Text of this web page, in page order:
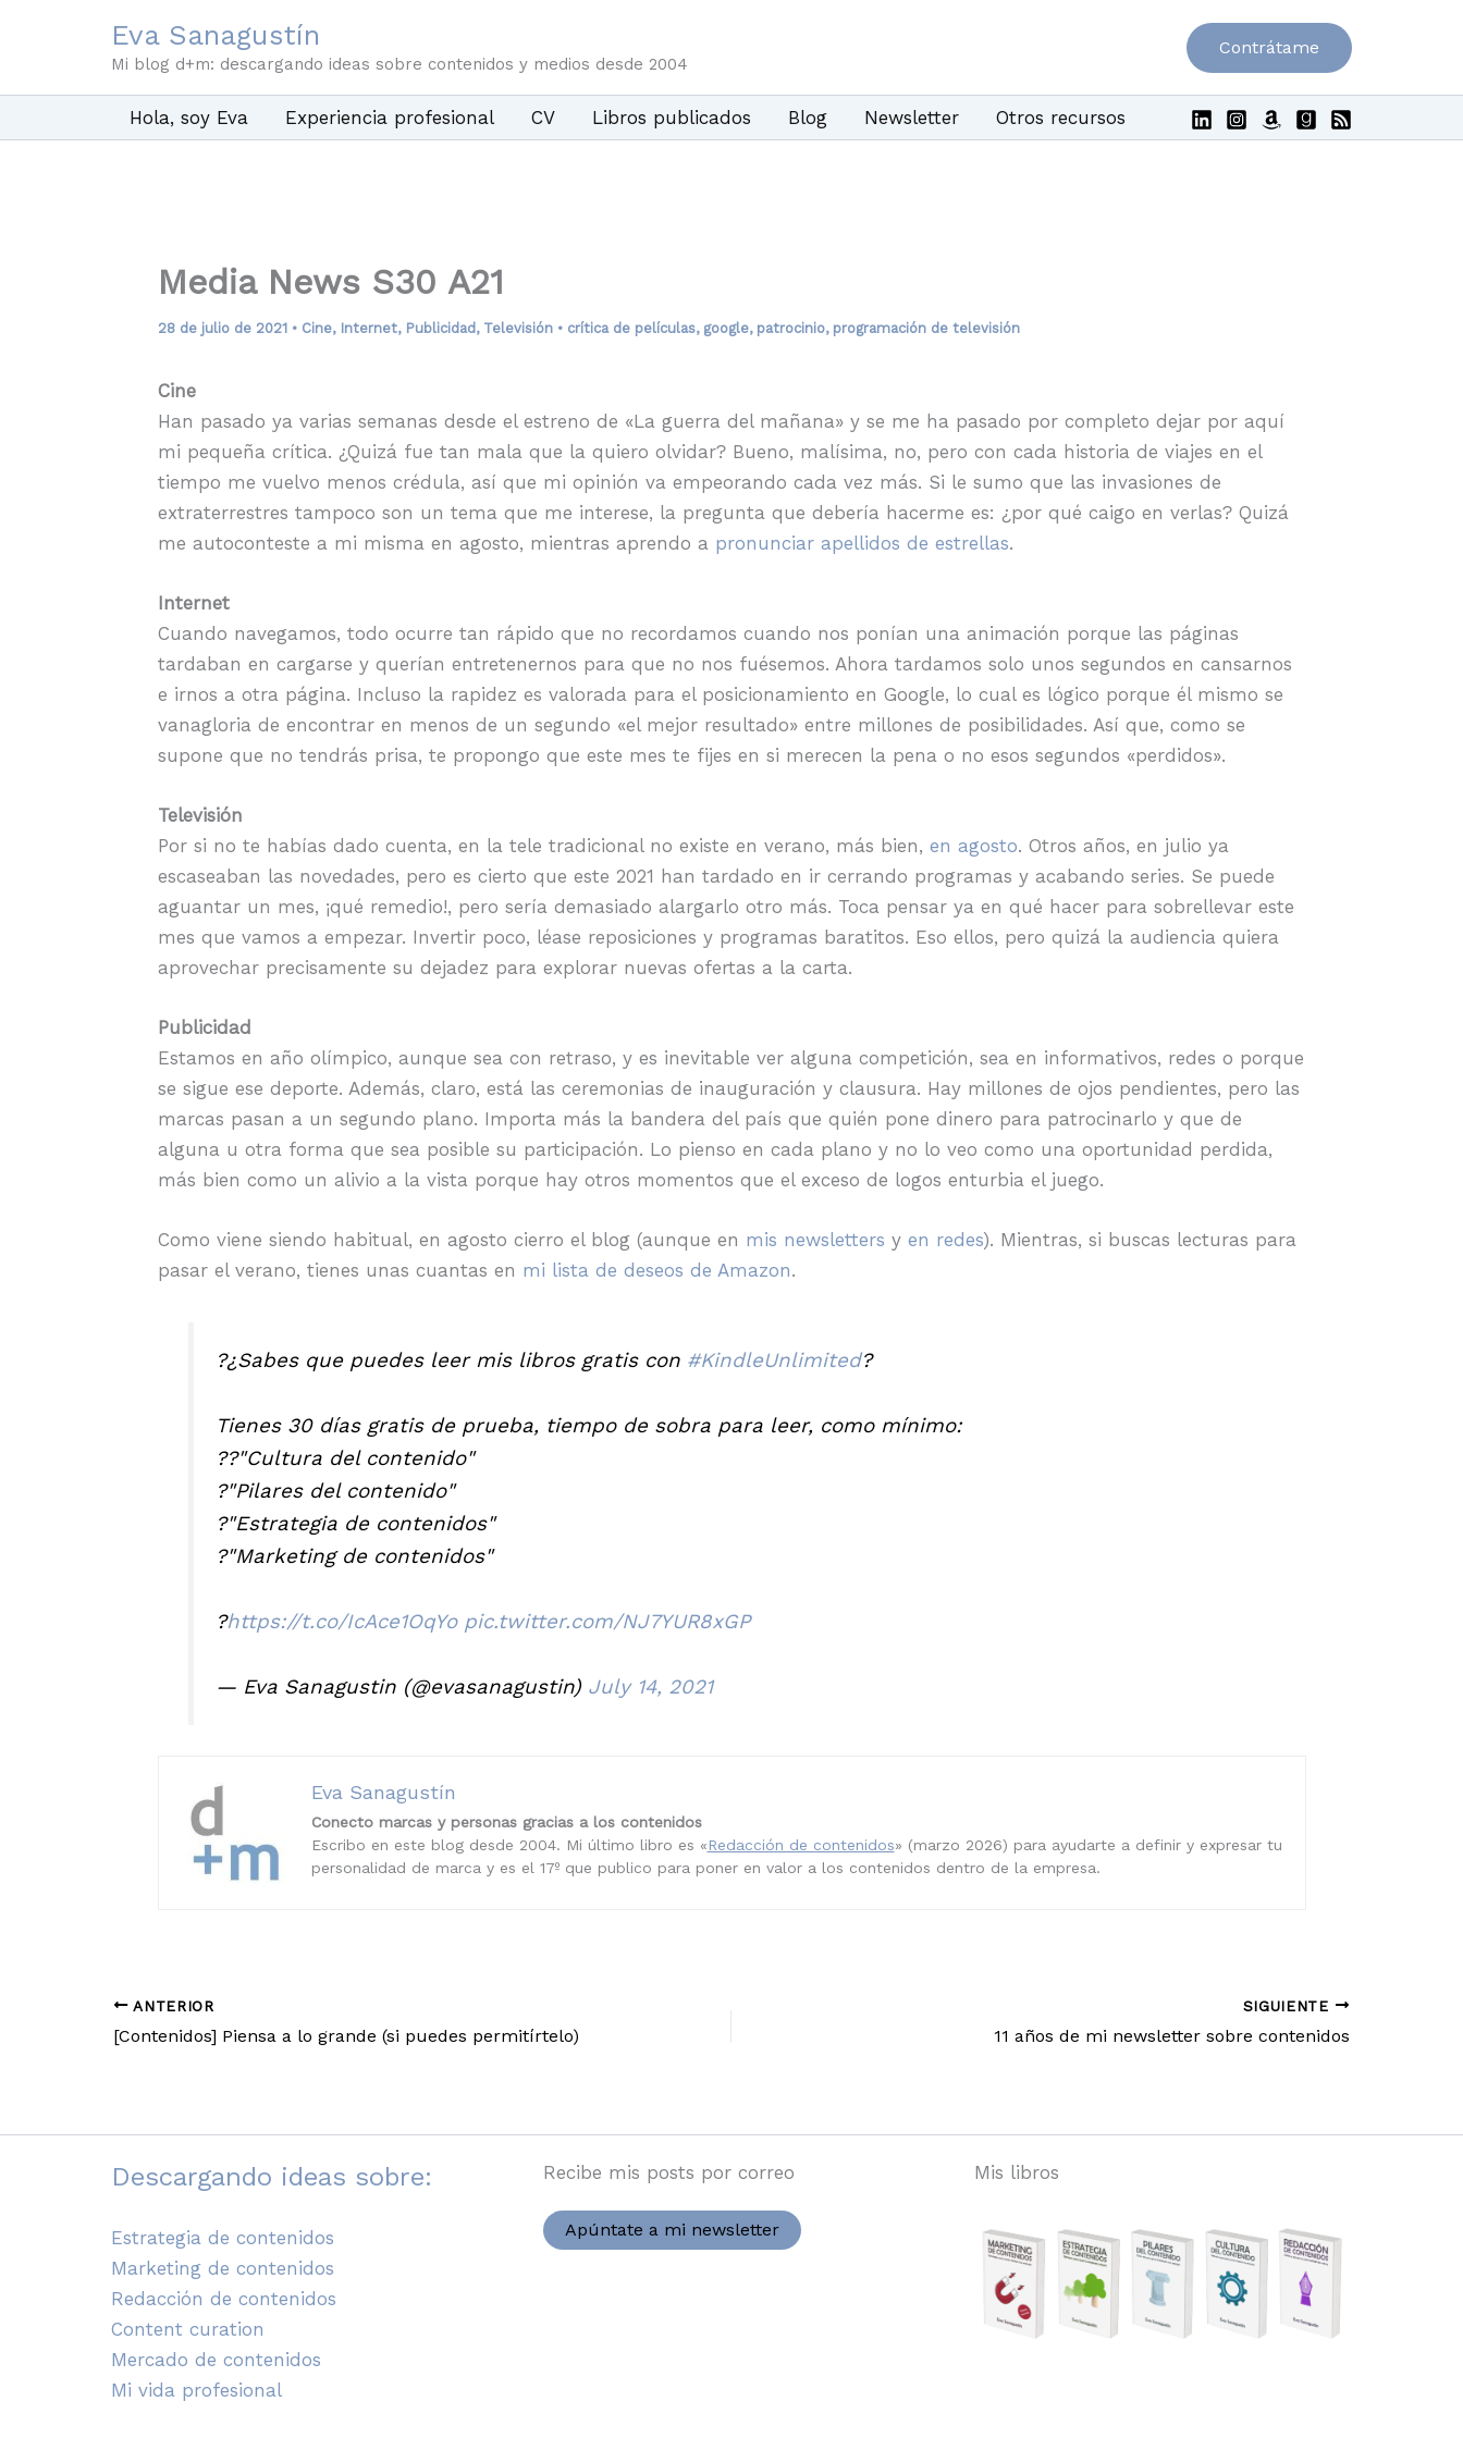
Eva Sanagustín
Mi blog d+m: descargando ideas sobre contenidos y medios desde 2004
Contrátame
Hola, soy Eva Experiencia profesional CV Libros publicados Blog Newsletter Otros recursos
Media News S30 A21
28 de julio de 2021 • Cine, Internet, Publicidad, Televisión• crítica de películas, google, patrocinio, programación de televisión
Cine
Han pasado ya varias semanas desde el estreno de «La guerra del mañana» y se me ha pasado por completo dejar por aquí
mi pequeña crítica. ¿Quizá fue tan mala que la quiero olvidar? Bueno, malísima, no, pero con cada historia de viajes en el
tiempo me vuelvo menos crédula, así que mi opinión va empeorando cada vez más. Si le sumo que las invasiones de
extraterrestres tampoco son un tema que me interese, la pregunta que debería hacerme es: ¿por qué caigo en verlas? Quizá
me autoconteste a mi misma en agosto, mientras aprendo a pronunciar apellidos de estrellas.
Internet
Cuando navegamos, todo ocurre tan rápido que no recordamos cuando nos ponían una animación porque las páginas
tardaban en cargarse y querían entretenernos para que no nos fuésemos. Ahora tardamos solo unos segundos en cansarnos
e irnos a otra página. Incluso la rapidez es valorada para el posicionamiento en Google, lo cual es lógico porque él mismo se
vanagloria de encontrar en menos de un segundo «el mejor resultado» entre millones de posibilidades. Así que, como se
supone que no tendrás prisa, te propongo que este mes te fijes en si merecen la pena o no esos segundos «perdidos».
Televisión
Por si no te habías dado cuenta, en la tele tradicional no existe en verano, más bien, en agosto. Otros años, en julio ya
escaseaban las novedades, pero es cierto que este 2021 han tardado en ir cerrando programas y acabando series. Se puede
aguantar un mes, ¡qué remedio!, pero sería demasiado alargarlo otro más. Toca pensar ya en qué hacer para sobrellevar este
mes que vamos a empezar. Invertir poco, léase reposiciones y programas baratitos. Eso ellos, pero quizá la audiencia quiera
aprovechar precisamente su dejadez para explorar nuevas ofertas a la carta.
Publicidad
Estamos en año olímpico, aunque sea con retraso, y es inevitable ver alguna competición, sea en informativos, redes o porque
se sigue ese deporte. Además, claro, está las ceremonias de inauguración y clausura. Hay millones de ojos pendientes, pero las
marcas pasan a un segundo plano. Importa más la bandera del país que quién pone dinero para patrocinarlo y que de
alguna u otra forma que sea posible su participación. Lo pienso en cada plano y no lo veo como una oportunidad perdida,
más bien como un alivio a la vista porque hay otros momentos que el exceso de logos enturbia el juego.
Como viene siendo habitual, en agosto cierro el blog (aunque en mis newsletters y en redes). Mientras, si buscas lecturas para
pasar el verano, tienes unas cuantas en mi lista de deseos de Amazon.
?¿Sabes que puedes leer mis libros gratis con #KindleUnlimited?
Tienes 30 días gratis de prueba, tiempo de sobra para leer, como mínimo:
??"Cultura del contenido"
?"Pilares del contenido"
?"Estrategia de contenidos"
?"Marketing de contenidos"
?https://t.co/IcAce1OqYo pic.twitter.com/NJ7YUR8xGP
— Eva Sanagustin (@evasanagustin) July 14, 2021
Eva Sanagustín
Conecto marcas y personas gracias a los contenidos
Escribo en este blog desde 2004. Mi último libro es «Redacción de contenidos» (marzo 2026) para ayudarte a definir y expresar tu
personalidad de marca y es el 17º que publico para poner en valor a los contenidos dentro de la empresa.
ANTERIOR
[Contenidos] Piensa a lo grande (si puedes permitírtelo)
SIGUIENTE
11 años de mi newsletter sobre contenidos
Descargando ideas sobre:
Estrategia de contenidos
Marketing de contenidos
Redacción de contenidos
Content curation
Mercado de contenidos
Mi vida profesional
Recibe mis posts por correo
Apúntate a mi newsletter
Mis libros